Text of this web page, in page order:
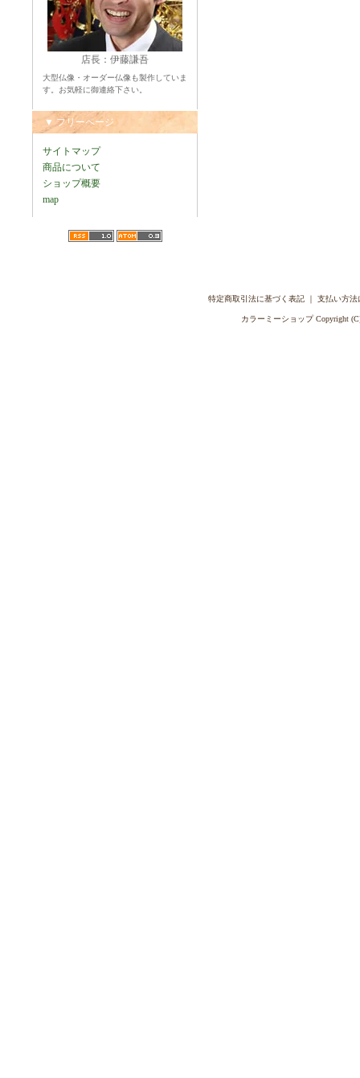
店長：伊藤謙吾
大型仏像・オーダー仏像も製作していま
す。お気軽に御連絡下さい。
▼ フリーページ
サイトマップ
商品について
ショップ概要
map
特定商取引法に基づく表記｜ 支払い方法
カラーミーショップCopyright